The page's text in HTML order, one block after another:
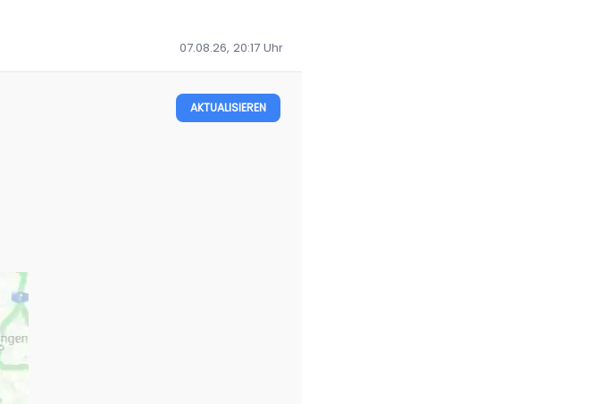
07.08.26, 20:17Uhr
AKTUALISIEREN